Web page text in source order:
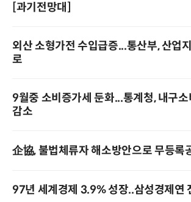
[과기전망대]
외산 소형가전 수입급증...통산부, 산업
로
9월중 소비증가세 둔화...통계청, 내구
감소
企協, 불법체류자 해소방안으로 무등록
97년 세계경제 3.9% 성장..삼성경제연